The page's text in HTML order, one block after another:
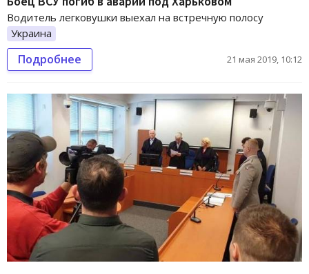
Водитель легковушки выехал на встречную полосу
Украина
Подробнее 21 мая 2019, 10:12